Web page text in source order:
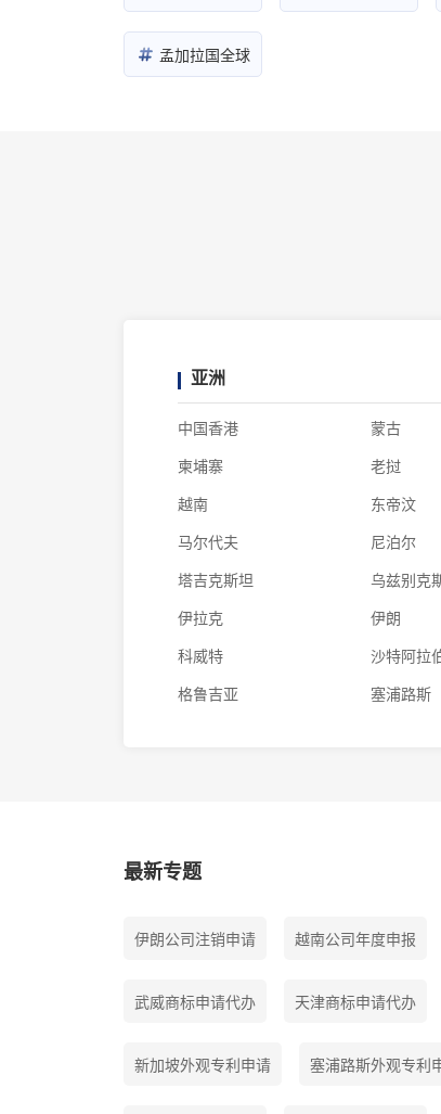
孟加拉国全球
亚洲
中国香港 蒙古
柬埔寨 老挝
越南 东帝汶
马尔代夫 尼泊尔
塔吉克斯坦 乌兹别克
伊拉克 伊朗
科威特 沙特阿拉
格鲁吉亚 塞浦路斯
最新专题
伊朗公司注销申请 越南公司年度申报
武威商标申请代办 天津商标申请代办
新加坡外观专利申请 塞浦路斯外观专利